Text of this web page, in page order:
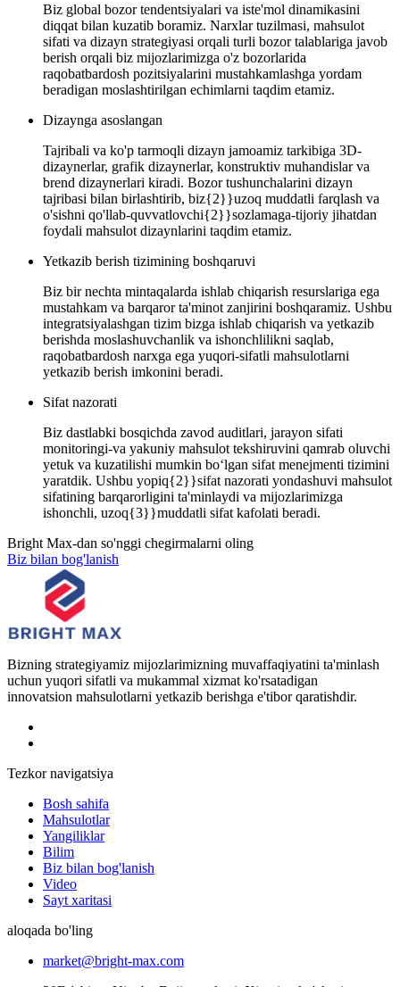
Biz global bozor tendentsiyalari va iste'mol dinamikasini
diqqat bilan kuzatib boramiz. Narxlar tuzilmasi, mahsulot
sifati va dizayn strategiyasi orqali turli bozor talablariga javob
berish orqali biz mijozlarimizga o'z bozorlarida
raqobatbardosh pozitsiyalarini mustahkamlashga yordam
beradigan moslashtirilgan echimlarni taqdim etamiz.
Dizaynga asoslangan
Tajribali va ko'p tarmoqli dizayn jamoamiz tarkibiga 3D-
dizaynerlar, grafik dizaynerlar, konstruktiv muhandislar va
brend dizaynerlari kiradi. Bozor tushunchalarini dizayn
tajribasi bilan birlashtirib, biz{2}}uzoq muddatli farqlash va
o'sishni qo'llab-quvvatlovchi{2}}sozlamaga-tijoriy jihatdan
foydali mahsulot dizaynlarini taqdim etamiz.
Yetkazib berish tizimining boshqaruvi
Biz bir nechta mintaqalarda ishlab chiqarish resurslariga ega
mustahkam va barqaror ta'minot zanjirini boshqaramiz. Ushbu
integratsiyalashgan tizim bizga ishlab chiqarish va yetkazib
berishda moslashuvchanlik va ishonchlilikni saqlab,
raqobatbardosh narxga ega yuqori-sifatli mahsulotlarni
yetkazib berish imkonini beradi.
Sifat nazorati
Biz dastlabki bosqichda zavod auditlari, jarayon sifati
monitoringi-va yakuniy mahsulot tekshiruvini qamrab oluvchi
yetuk va kuzatilishi mumkin boʻlgan sifat menejmenti tizimini
yaratdik. Ushbu yopiq{2}}sifat nazorati yondashuvi mahsulot
sifatining barqarorligini ta'minlaydi va mijozlarimizga
ishonchli, uzoq{3}}muddatli sifat kafolati beradi.
Bright Max-dan so'nggi chegirmalarni oling
Biz bilan bog'lanish
Bizning strategiyamiz mijozlarimizning muvaffaqiyatini ta'minlash
uchun yuqori sifatli va mukammal xizmat ko'rsatadigan
innovatsion mahsulotlarni yetkazib berishga e'tibor qaratishdir.
Tezkor navigatsiya
Bosh sahifa
Mahsulotlar
Yangiliklar
Bilim
Biz bilan bog'lanish
Video
Sayt xaritasi
aloqada bo'ling
market@bright-max.com